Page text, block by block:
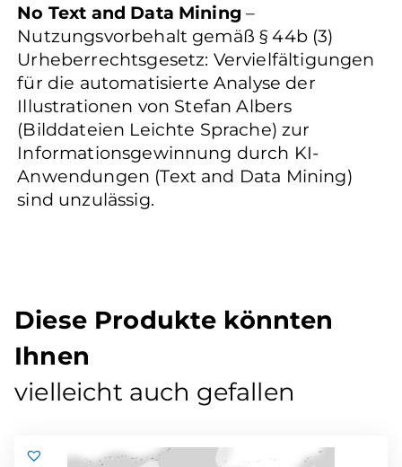
No Text and Data Mining –
Nutzungsvorbehalt gemäß § 44b (3)
Urheberrechtsgesetz: Vervielfältigungen
für die automatisierte Analyse der
Illustrationen von Stefan Albers
(Bilddateien Leichte Sprache) zur
Informationsgewinnung durch KI-
Anwendungen (Text and Data Mining)
sind unzulässig.
Diese Produkte könnten
Ihnen
vielleicht auch gefallen